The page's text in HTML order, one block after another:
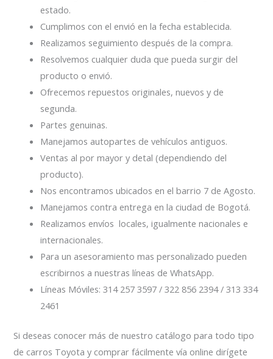
estado.
Cumplimos con el envió en la fecha establecida.
Realizamos seguimiento después de la compra.
Resolvemos cualquier duda que pueda surgir del
producto o envió.
Ofrecemos repuestos originales, nuevos y de
segunda.
Partes genuinas.
Manejamos autopartes de vehículos antiguos.
Ventas al por mayor y detal (dependiendo del
producto).
Nos encontramos ubicados en el barrio 7 de Agosto.
Manejamos contra entrega en la ciudad de Bogotá.
Realizamos envíos locales, igualmente nacionales e
internacionales.
Para un asesoramiento mas personalizado pueden
escribirnos a nuestras líneas de WhatsApp.
Líneas Móviles: 314 257 3597 / 322 856 2394 / 313 334
2461
Si deseas conocer más de nuestro catálogo para todo tipo
de carros Toyota y comprar fácilmente vía online dirígete